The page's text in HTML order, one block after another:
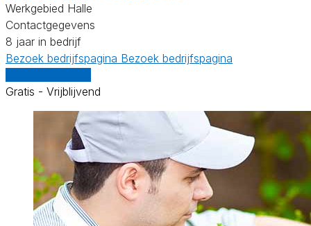
Werkgebied Halle
Contactgegevens
8 jaar in bedrijf
Bezoek bedrijfspagina Bezoek bedrijfspagina
Gratis - Vrijblijvend